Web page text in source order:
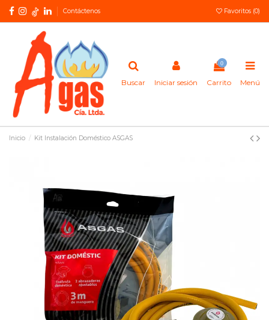
Contáctenos Favoritos (0)
Buscar Iniciar sesión
0
Carrito Menú
Inicio Kit Instalación Doméstico ASGAS